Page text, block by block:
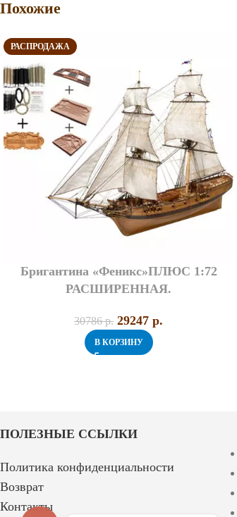
Похожие
РАСПРОДАЖА
Бригантина «Феникс»ПЛЮС 1:72
РАСШИРЕННАЯ.
30786p. 29247 p.
В КОРЗИНУ
ПОЛЕЗНЫЕ ССЫЛКИ
Политика конфиденциальности
Возврат
Контакты